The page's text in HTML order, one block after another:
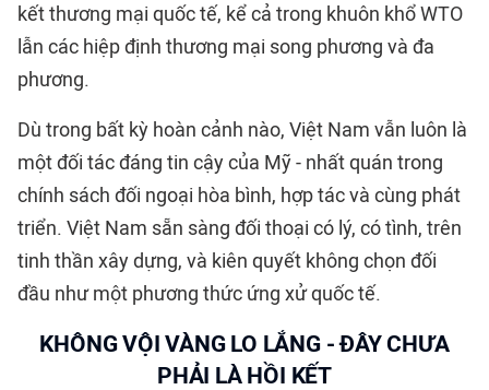
kết thương mại quốc tế, kể cả trong khuôn khổ WTO
lẫn các hiệp định thương mại song phương và đa
phương.
Dù trong bất kỳ hoàn cảnh nào, Việt Nam vẫn luôn là
một đối tác đáng tin cậy của Mỹ - nhất quán trong
chính sách đối ngoại hòa bình, hợp tác và cùng phát
triển. Việt Nam sẵn sàng đối thoại có lý, có tình, trên
tinh thần xây dựng, và kiên quyết không chọn đối
đầu như một phương thức ứng xử quốc tế.
KHÔNG VỘI VÀNG LO LẮNG - ĐÂY CHƯA
PHẢI LÀ HỒI KẾT